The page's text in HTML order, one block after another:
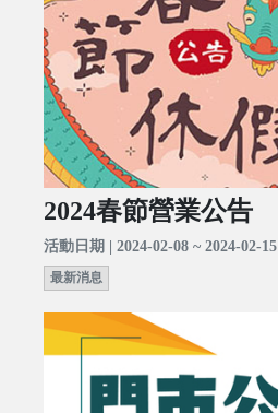
2024春節營業公告
活動日期 | 2024-02-08 ~ 2024-02-15
最新消息